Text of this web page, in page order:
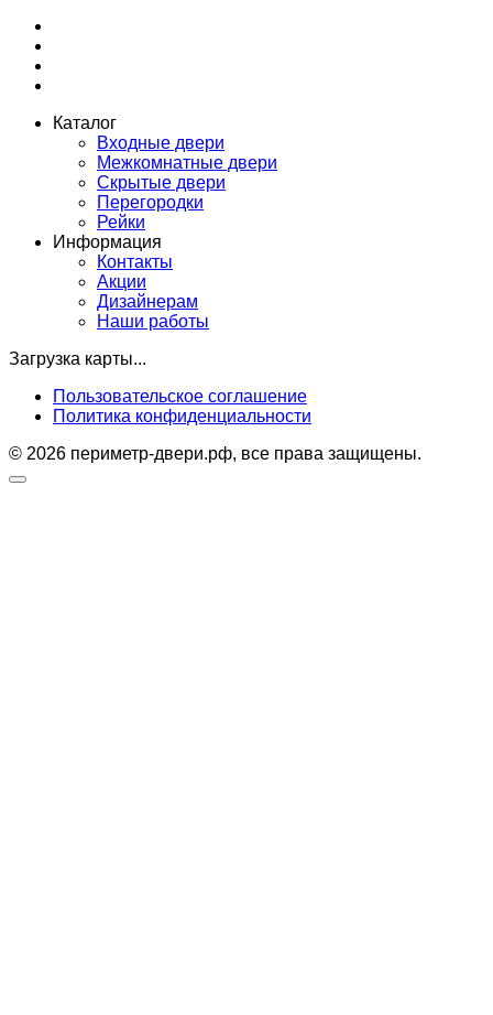
Каталог
Входные двери
Межкомнатные двери
Скрытые двери
Перегородки
Рейки
Информация
Контакты
Акции
Дизайнерам
Наши работы
Загрузка карты...
Пользовательское соглашение
Политика конфиденциальности
© 2026 периметр-двери.рф, все права защищены.